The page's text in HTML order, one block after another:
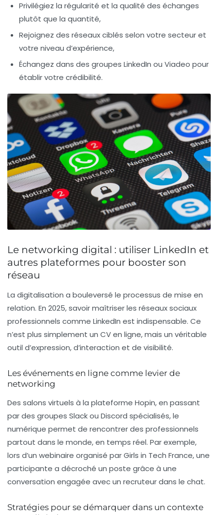
Privilégiez la régularité et la qualité des échanges
plutôt que la quantité,
Rejoignez des réseaux ciblés selon votre secteur et
votre niveau d’expérience,
Échangez dans des groupes LinkedIn ou Viadeo pour
établir votre crédibilité.
Le networking digital : utiliser LinkedIn et
autres plateformes pour booster son
réseau
La digitalisation a bouleversé le processus de mise en
relation. En 2025, savoir maîtriser les réseaux sociaux
professionnels comme LinkedIn est indispensable. Ce
n’est plus simplement un CV en ligne, mais un véritable
outil d’expression, d’interaction et de visibilité.
Les événements en ligne comme levier de
networking
Des salons virtuels à la plateforme Hopin, en passant
par des groupes Slack ou Discord spécialisés, le
numérique permet de rencontrer des professionnels
partout dans le monde, en temps réel. Par exemple,
lors d’un webinaire organisé par Girls in Tech France, une
participante a décroché un poste grâce à une
conversation engagée avec un recruteur dans le chat.
Stratégies pour se démarquer dans un contexte